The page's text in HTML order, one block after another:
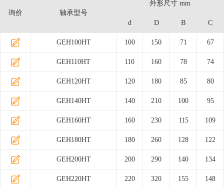
询价 轴承型号
外形尺寸 mm
d D B C
GEH100HT 100 150 71 67
GEH110HT 110 160 78 74
GEH120HT 120 180 85 80
GEH140HT 140 210 100 95
GEH160HT 160 230 115 109
GEH180HT 180 260 128 122
GEH200HT 200 290 140 134
GEH220HT 220 320 155 148